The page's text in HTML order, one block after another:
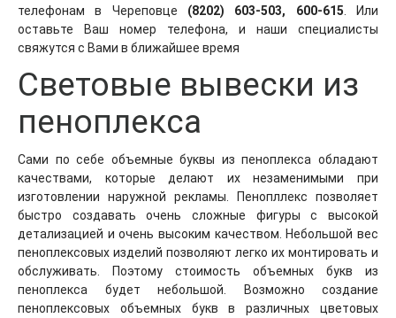
телефонам в Череповце (8202) 603-503, 600-615 . Или
оставьте Ваш номер телефона, и наши специалисты
свяжутся с Вами в ближайшее время
Световые вывески из
пеноплекса
Сами по себе объемные буквы из пеноплекса обладают
качествами, которые делают их незаменимыми при
изготовлении наружной рекламы. Пенопллекс позволяет
быстро создавать очень сложные фигуры с высокой
детализацией и очень высоким качеством. Небольшой вес
пеноплексовых изделий позволяют легко их монтировать и
обслуживать. Поэтому стоимость объемных букв из
пеноплекса будет небольшой. Возможно создание
пеноплексовых объемных букв в различных цветовых